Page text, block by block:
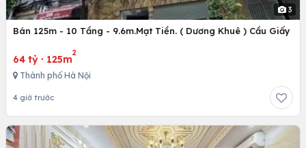
3
Bán 125m - 10 Tầng - 9.6m.Mạt Tiền. ( Dương Khuê ) Cầu Giấy
64 tỷ · 125m
2
Thành phố Hà Nội
4 giờ trước